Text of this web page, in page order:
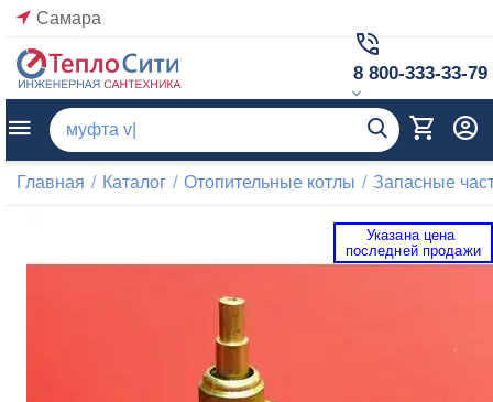
Самара
8 800-333-33-79
Главная / Каталог / Отопительные котлы / Запасные
Указана цена
последней продажи